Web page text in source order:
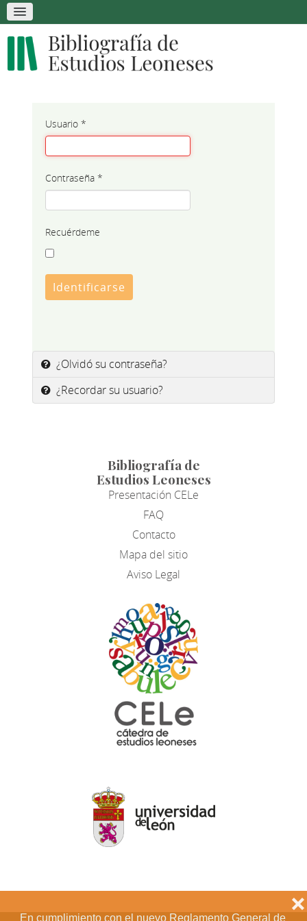
En cumplimiento con el nuevo Reglamento General de
❌
Usuario*
Contraseña*
Recuérdeme
Identificarse
¿Olvidó su contraseña?
¿Recordar su usuario?
Bibliografía de
Estudios Leoneses
Presentación CELe
FAQ
Contacto
Mapa del sitio
Aviso Legal